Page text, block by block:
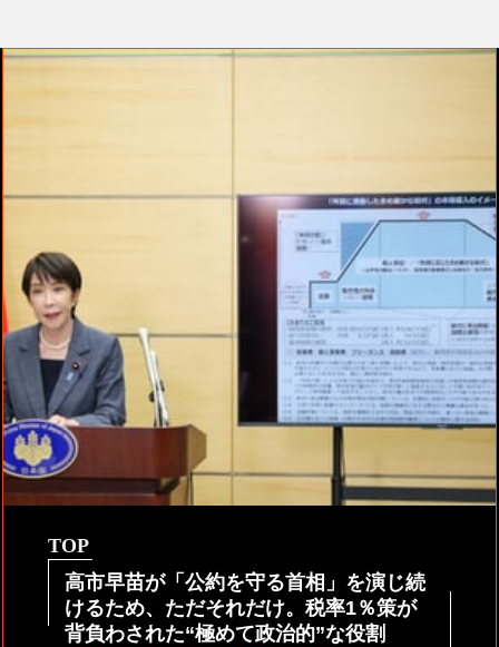
TOP
高市早苗が「公約を守る首相」を演じ続
けるため、ただそれだけ。税率1％策が
背負わされた“極めて政治的”な役割